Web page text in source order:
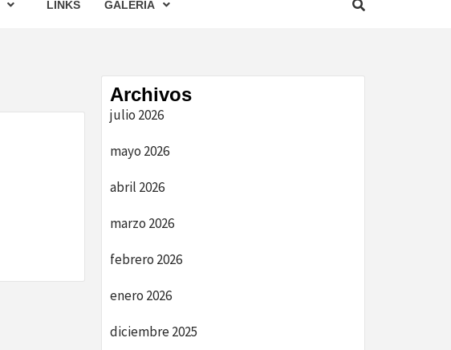
LINKS GALERIA
Archivos
julio 2026
mayo 2026
abril 2026
marzo 2026
febrero 2026
enero 2026
diciembre 2025